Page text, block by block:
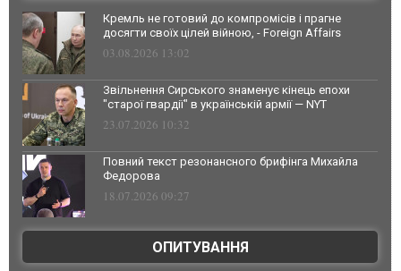
Кремль не готовий до компромісів і прагне
досягти своїх цілей війною, - Foreign Affairs
03.08.2026 13:02
Звільнення Сирського знаменує кінець епохи
"старої гвардії" в українській армії — NYT
23.07.2026 10:32
Повний текст резонансного брифінга Михайла
Федорова
18.07.2026 09:27
ОПИТУВАННЯ